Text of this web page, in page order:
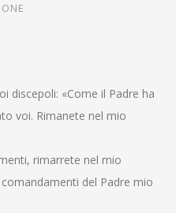
discepoli: «Come il Padre ha
voi. Rimanete nel mio
rimarrete nel mio
del Padre mio